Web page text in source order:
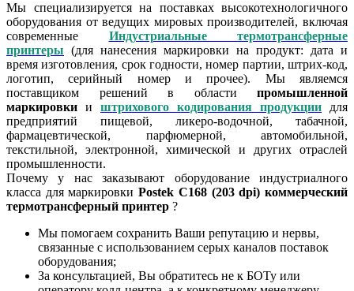
Мы специализируется на поставках высокотехнологичного
оборудования от ведущих мировых производителей, включая
современные Индустриальные термотрансферные
принтеры (для нанесения маркировки на продукт: дата и
время изготовления, срок годности, номер партии, штрих-код,
логотип, серийный номер и прочее). Мы являемся
поставщиком решений в области промышленной
маркировки и штрихового кодирования продукции для
предприятий пищевой, ликеро-водочной, табачной,
фармацевтической, парфюмерной, автомобильной,
текстильной, электронной, химической и других отраслей
промышленности.
Почему у нас заказывают оборудование индустриалного
класса для маркировкиPostek C168 (203 dpi) коммерческий
термотрансферный принтер ?
Мы помогаем сохранить Ваши репутацию и нервы,
связанные с использованием серых каналов поставок
оборудования;
За консультацией, Вы обратитесь не к БОТу или